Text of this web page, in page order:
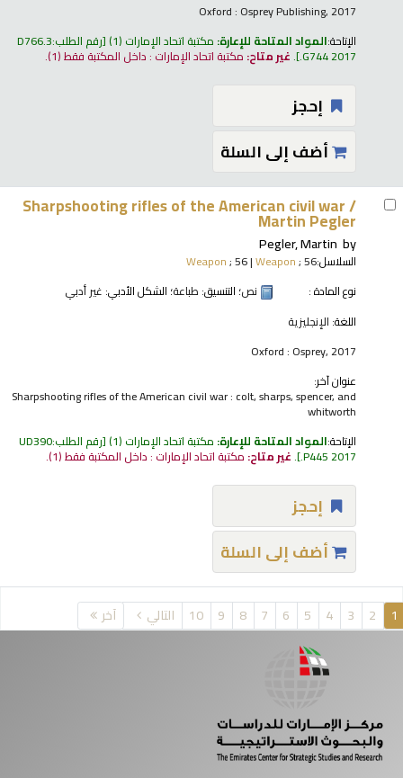
Oxford : Osprey Publishing, 2017
الإتاحة:المواد المتاحة للإعارة: مكتبة اتحاد الإمارات (1) رقم الطلب:D766.3
.G744 2017
.غير متاح:مكتبة اتحاد الإمارات : داخل المكتبة فقط(1).
إحجز
أضف إلى السلة
Sharpshooting rifles of the American civil war /
Martin Pegler
by
Pegler, Martin
السلاسل: Weapon; 56|Weapon; 56
نوع المادة :
نص؛ التنسيق: طباعة؛ الشكل الأدبي: غير أدبي
اللغة: الإنجليزية
Oxford : Osprey, 2017
عنوان آخر:
Sharpshooting rifles of the American civil war : colt, sharps, spencer, and
whitworth
الإتاحة:المواد المتاحة للإعارة: مكتبة اتحاد الإمارات (1) رقم الطلب:UD390
.P445 2017
.غير متاح: مكتبة اتحاد الإمارات : داخل المكتبة فقط(1).
إحجز
أضف إلى السلة
1
2
3
4
5
6
7
8
9
10 التالي آخر